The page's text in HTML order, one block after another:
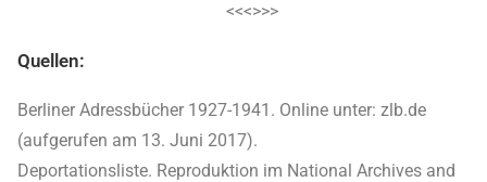
<<<>>>
Quellen:
Berliner Adressbücher 1927-1941. Online unter: zlb.de
(aufgerufen am 13. Juni 2017).
Deportationsliste. Reproduktion im National Archives and